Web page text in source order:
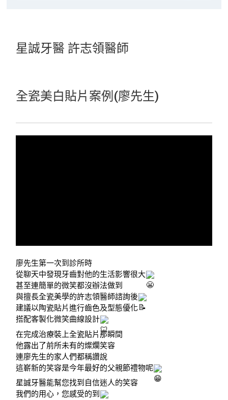
星誠牙醫 許志領醫師
全瓷美白貼片案例(廖先生)
廖先生第一次到診所時
從聊天中發現牙齒對他的生活影響很大
甚至連簡單的微笑都沒辦法做到
與擅長全瓷美學的許志領醫師諮詢後
建議以陶瓷貼片進行齒色及型態優化
搭配客製化微笑曲線設計
在完成治療裝上全瓷貼片那瞬間
他露出了前所未有的燦爛笑容
連廖先生的家人們都稱讚說
這嶄新的笑容是今年最好的父親節禮物呢
星誠牙醫能幫您找到自信迷人的笑容
我們的用心，您感受的到